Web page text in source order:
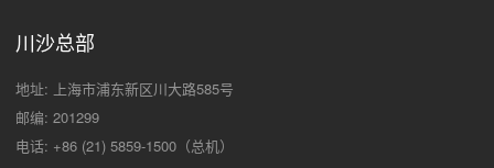
川沙总部
地址: 上海市浦东新区川大路585号
邮编: 201299
电话: +86 (21) 5859-1500（总机）